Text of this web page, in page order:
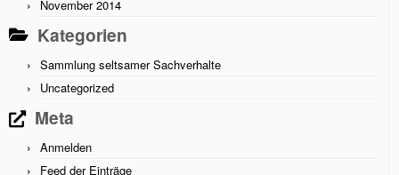
November 2014
Kategorien
Sammlung seltsamer Sachverhalte
Uncategorized
Meta
Anmelden
Feed der Einträge